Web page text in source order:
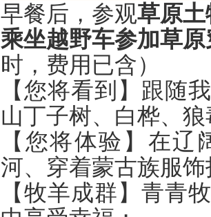
早餐后，参观草原
乘坐越野车参加草
时，费用已含）
【您将看到】跟随
山丁子树、白桦、
【您将体验】在
河、穿着蒙古族服
【牧羊成群】青青